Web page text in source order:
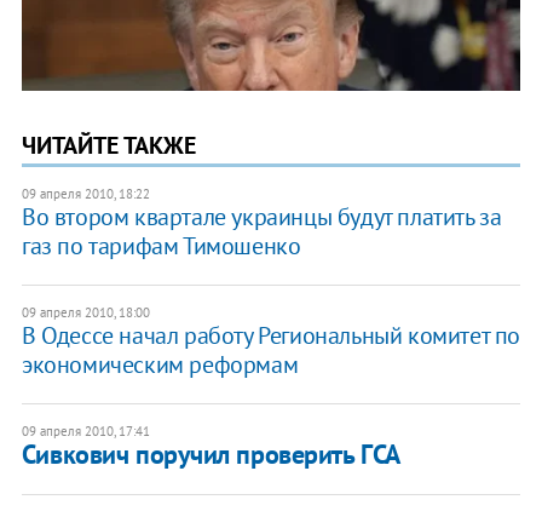
ЧИТАЙТЕ ТАКЖЕ
09 апреля 2010, 18:22
Во втором квартале украинцы будут платить за
газ по тарифам Тимошенко
09 апреля 2010, 18:00
В Одессе начал работу Региональный комитет по
экономическим реформам
09 апреля 2010, 17:41
Сивкович поручил проверить ГСА